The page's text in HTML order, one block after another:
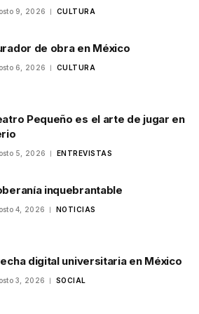
9, 2026 CULTURA
de obra en México
6, 2026 CULTURA
Pequeño es el arte de jugar en
5, 2026 ENTREVISTAS
inquebrantable
4, 2026 NOTICIAS
digital universitaria en México
3, 2026 SOCIAL